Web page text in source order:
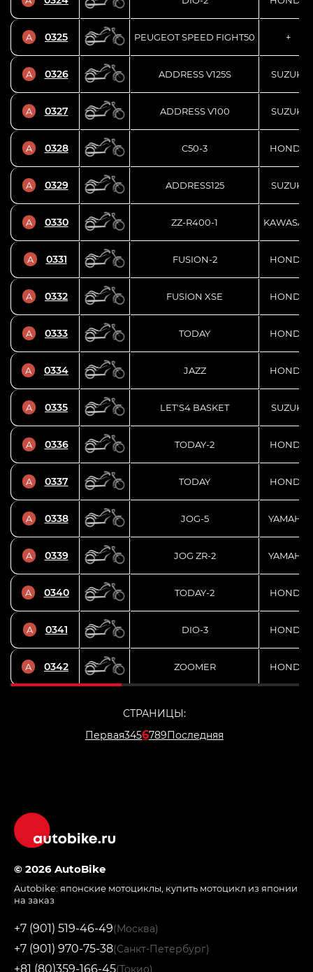
A 0325 PEUGEOT SPEED FIGHT50 +
A 0326 ADDRESS V125S SUZUKI
A 0327 ADDRESS V100 SUZUKI
A 0328 C50-3 HONDA
A 0329 ADDRESS125 SUZUKI
A 0330 ZZ-R400-1 KAWASAKI
A 0331 FUSION-2 HONDA
A 0332 FUSION XSE HONDA
A 0333 TODAY HONDA
A 0334 JAZZ HONDA
A 0335 LET'S4 BASKET SUZUKI
A 0336 TODAY-2 HONDA
A 0337 TODAY HONDA
A 0338 JOG-5 YAMAHA
A 0339 JOG ZR-2 YAMAHA
A 0340 TODAY-2 HONDA
A 0341 DIO-3 HONDA
A 0342 ZOOMER HONDA
СТРАНИЦЫ:
Первая3456789Последняя
© 2026 AutoBike
Autobike: японские мотоциклы, купить мотоцикл из японии
на заказ
+7 (901) 519-46-49(Москва)
+7 (901) 970-75-38(Санкт-Петербург)
+81 (80)359-166-45(Токио)